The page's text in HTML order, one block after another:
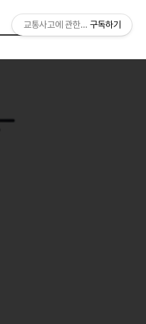
교통사고에 관한 모든 이야기 [사
구독하기